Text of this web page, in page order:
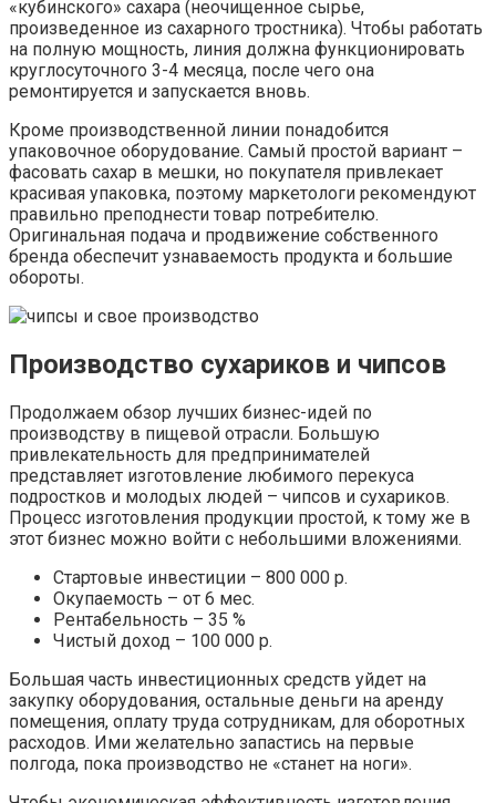
«кубинского» сахара (неочищенное сырье,
произведенное из сахарного тростника). Чтобы работать
на полную мощность, линия должна функционировать
круглосуточного 3-4 месяца, после чего она
ремонтируется и запускается вновь.
Кроме производственной линии понадобится
упаковочное оборудование. Самый простой вариант –
фасовать сахар в мешки, но покупателя привлекает
красивая упаковка, поэтому маркетологи рекомендуют
правильно преподнести товар потребителю.
Оригинальная подача и продвижение собственного
бренда обеспечит узнаваемость продукта и большие
обороты.
Производство сухариков и чипсов
Продолжаем обзор лучших бизнес-идей по
производству в пищевой отрасли. Большую
привлекательность для предпринимателей
представляет изготовление любимого перекуса
подростков и молодых людей – чипсов и сухариков.
Процесс изготовления продукции простой, к тому же в
этот бизнес можно войти с небольшими вложениями.
Стартовые инвестиции – 800 000 р.
Окупаемость – от 6 мес.
Рентабельность – 35 %
Чистый доход – 100 000 р.
Большая часть инвестиционных средств уйдет на
закупку оборудования, остальные деньги на аренду
помещения, оплату труда сотрудникам, для оборотных
расходов. Ими желательно запастись на первые
полгода, пока производство не «станет на ноги».